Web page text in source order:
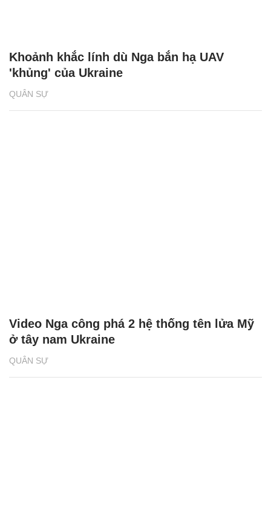
QUÂN SỰ
Khoảnh khắc lính dù Nga bắn hạ UAV
'khủng' của Ukraine
QUÂN SỰ
Video Nga công phá 2 hệ thống tên lửa Mỹ
ở tây nam Ukraine